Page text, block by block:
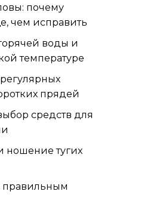
почему
чем исправить
воды и
температуре
прядей
средств для
ношение тугих